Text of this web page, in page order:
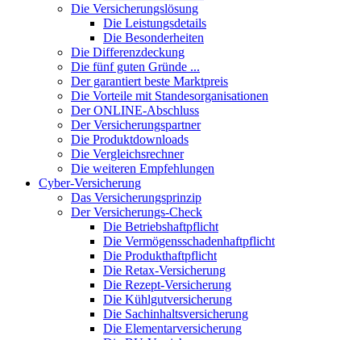
Die Versicherungslösung
Die Leistungsdetails
Die Besonderheiten
Die Differenzdeckung
Die fünf guten Gründe ...
Der garantiert beste Marktpreis
Die Vorteile mit Standesorganisationen
Der ONLINE-Abschluss
Der Versicherungspartner
Die Produktdownloads
Die Vergleichsrechner
Die weiteren Empfehlungen
Cyber-Versicherung
Das Versicherungsprinzip
Der Versicherungs-Check
Die Betriebshaftpflicht
Die Vermögensschadenhaftpflicht
Die Produkthaftpflicht
Die Retax-Versicherung
Die Rezept-Versicherung
Die Kühlgutversicherung
Die Sachinhaltsversicherung
Die Elementarversicherung